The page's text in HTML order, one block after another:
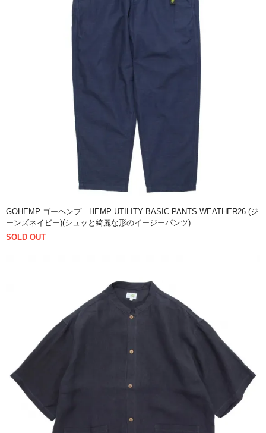
GOHEMP ゴーヘンプ｜HEMP UTILITY BASIC PANTS WEATHER26 (ジ
ーンズネイビー)(シュッと綺麗な形のイージーパンツ)
SOLD OUT